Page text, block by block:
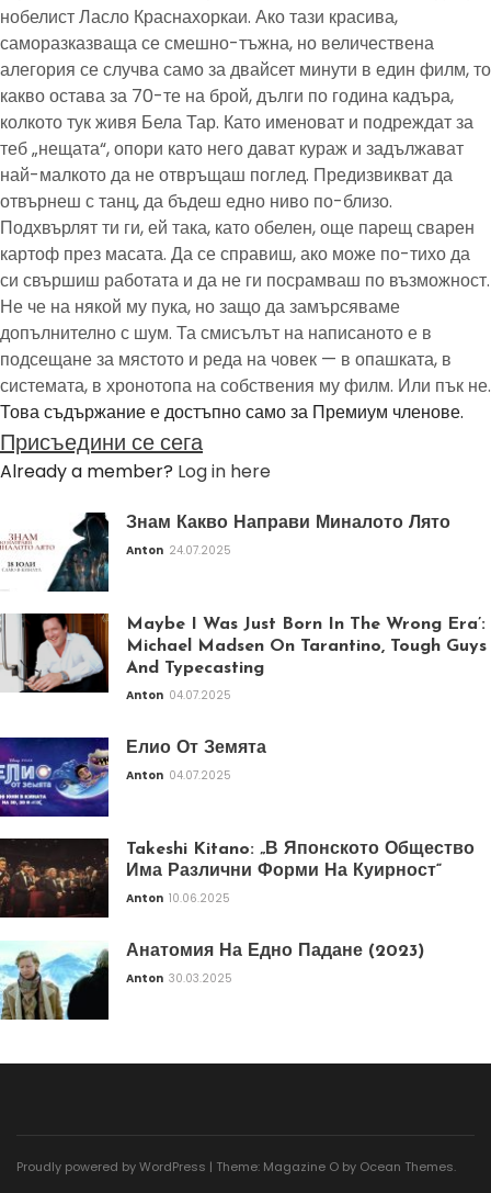
нобелист Ласло Краснахоркаи. Ако тази красива,
саморазказваща се смешно-тъжна, но величествена
алегория се случва само за двайсет минути в един филм, то
какво остава за 70-те на брой, дълги по година кадъра,
колкото тук живя Бела Тар. Като именоват и подреждат за
теб „нещата“, опори като него дават кураж и задължават
най-малкото да не отвръщаш поглед. Предизвикват да
отвърнеш с танц, да бъдеш едно ниво по-близо.
Подхвърлят ти ги, ей така, като обелен, още парещ сварен
картоф през масата. Да се справиш, ако може по-тихо да
си свършиш работата и да не ги посрамваш по възможност.
Не че на някой му пука, но защо да замърсяваме
допълнително с шум. Та смисълът на написаното е в
подсещане за мястото и реда на човек — в опашката, в
системата, в хронотопа на собствения му филм. Или пък не.
Това съдържание е достъпно само за Премиум членове.
Присъедини се сега
Already a member? Log in here
Знам Какво Направи Миналото Лято
Anton 24.07.2025
Maybe I Was Just Born In The Wrong Era’:
Michael Madsen On Tarantino, Tough Guys
And Typecasting
Anton 04.07.2025
Елио От Земята
Anton 04.07.2025
Takeshi Kitano: „В Японското Общество
Има Различни Форми На Куирност“
Anton 10.06.2025
Анатомия На Едно Падане (2023)
Anton 30.03.2025
Proudly powered by WordPress | Theme: Magazine O by Ocean Themes.